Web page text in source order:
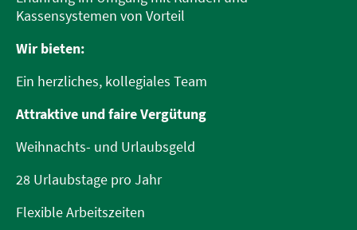
Kassensystemen von Vorteil
Wir bieten:
Ein herzliches, kollegiales Team
Attraktive und faire Vergütung
Weihnachts- und Urlaubsgeld
28 Urlaubstage pro Jahr
Flexible Arbeitszeiten